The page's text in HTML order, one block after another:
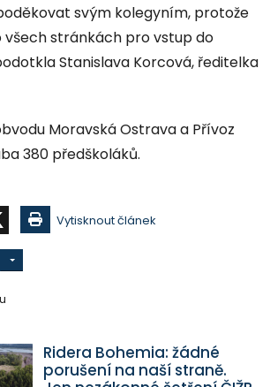
svým kolegyním, protože
stránkách pro vstup do
Stanislava Korcová, ředitelka
Moravská Ostrava a Přívoz
380 předškoláků.
Vytisknout článek
Ridera Bohemia: žádné
porušení na naší straně.